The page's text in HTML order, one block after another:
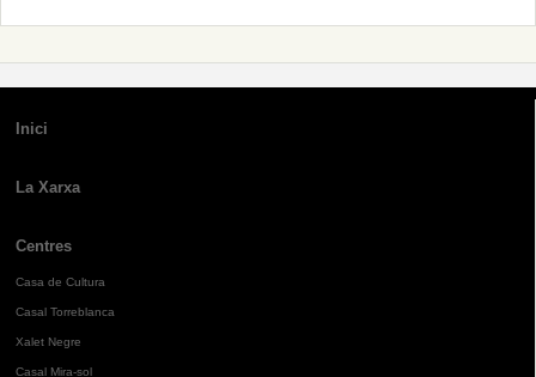
Inici
La Xarxa
Centres
Casa de Cultura
Casal Torreblanca
Xalet Negre
Casal Mira-sol